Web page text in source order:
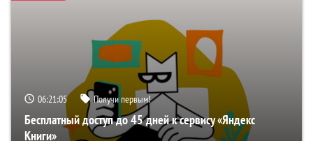
06:21:04 Получи первым!
Бесплатный доступ до 45 дней к сервису «Яндекс
Книги»